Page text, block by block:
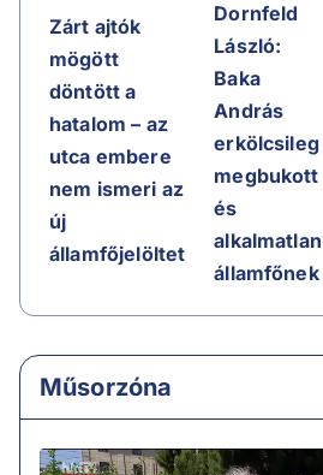
Zárt ajtók
mögött
döntött a
hatalom – az
utca embere
nem ismeri az
új
államfőjelöltet
Dornfeld
László:
Baka
András
erkölcsileg
megbukott
és
alkalmatlan
államfőnek
Műsorzóna